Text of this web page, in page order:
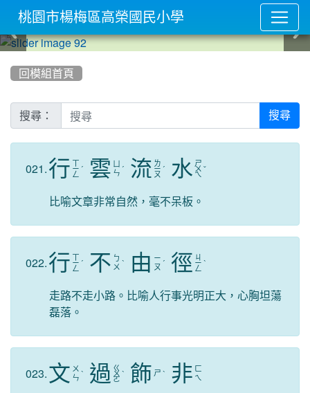
回模組首頁
搜尋： 搜尋
021.行 ㄒ
ㄧ
ㄥ
ˊ 雲 ㄣ ˊ 流 ㄌ
ㄧ
ㄡ
ˊ 水 ㄕ
ㄨ
ㄟ
ˇ
比喻文章非常自然，毫不呆板。
022.行 ㄒ
ㄧ
ㄥ
ˊ 不 ㄅ
ㄨ ˋ 由 ㄧ
ㄡ ˊ 徑 ㄐ
ㄧ
ㄥ
ˋ
走路不走小路。比喻人行事光明正大，心胸坦蕩
磊落。
023.文 ㄨ
ㄣ ˋ 過 ㄍ
ㄨ
ㄛ
ˋ 飾 ㄕ ˋ 非 ㄈ
ㄟ
桃園市楊梅區高榮國民小學